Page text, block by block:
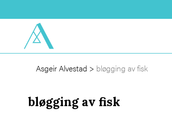
Asgeir Alvestad > bløgging av fisk
bløgging av fisk